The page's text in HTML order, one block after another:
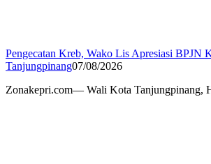
Pengecatan Kreb, Wako Lis Apresiasi BPJN
Tanjungpinang07/08/2026
Zonakepri.com— Wali Kota Tanjungpinang,